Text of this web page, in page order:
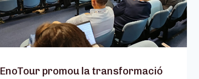
EnoTour promou la transformació